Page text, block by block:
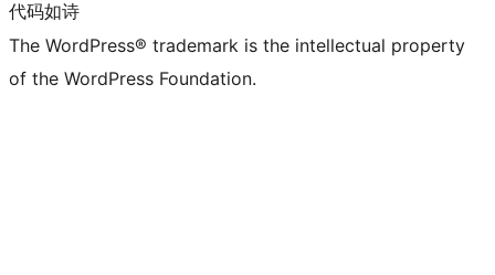
代码如诗
The WordPress® trademark is the intellectual property
of the WordPress Foundation.